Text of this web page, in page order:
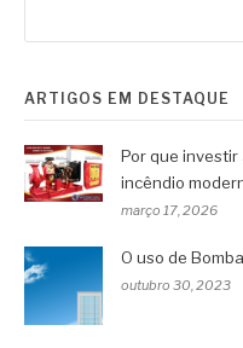
ARTIGOS EM DESTAQUE
Por que investir
incêndio
março 17, 2026
O uso de
outubro 30, 2023